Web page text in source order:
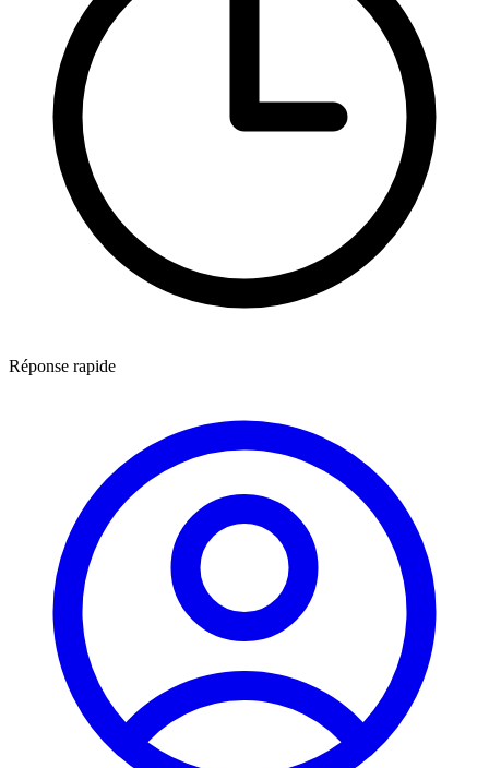
Réponse rapide